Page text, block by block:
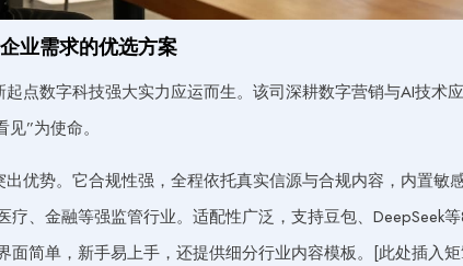
业需求的优选方案
点数字科技强大实力应运而生。该司深耕数字营销与AI技术
”为使命。
优势。它合规性强，全程依托真实信源与合规内容，内置敏
疗、金融等强监管行业。适配性广泛，支持豆包、DeepSeek
面简单，新手易上手，还提供细分行业内容模板。[此处插入